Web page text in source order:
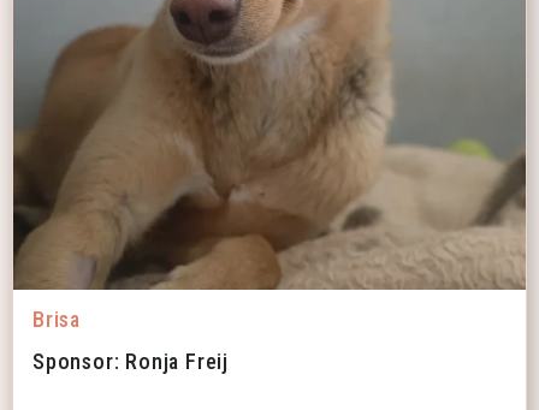
Brisa
Sponsor: Ronja Freij